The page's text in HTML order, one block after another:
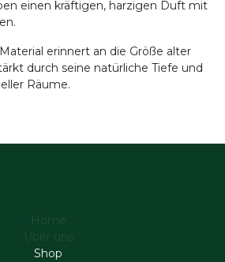
einen kräftigen, harzigen Duft mit
erinnert an die Größe alter
durch seine natürliche Tiefe und
Räume.
Home
Über uns
Shop